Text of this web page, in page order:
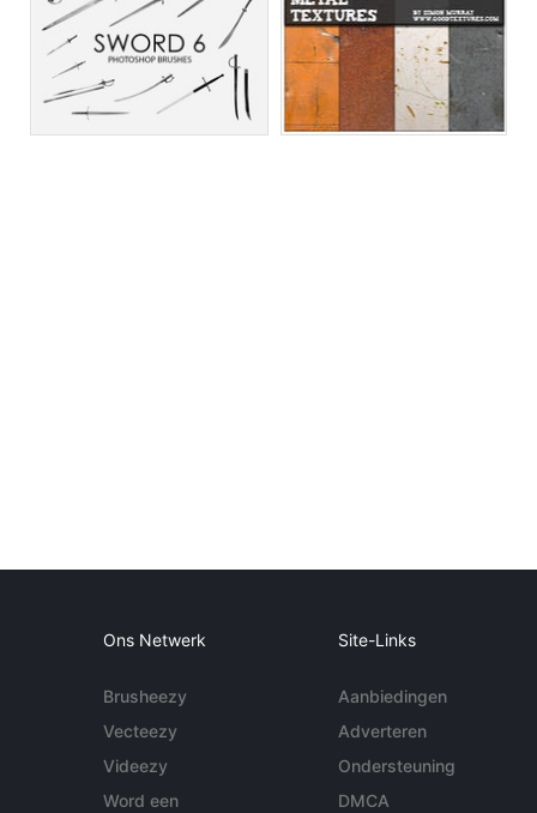
Ons Netwerk
Brusheezy
Vecteezy
Videezy
Word een
Site-Links
Aanbiedingen
Adverteren
Ondersteuning
DMCA